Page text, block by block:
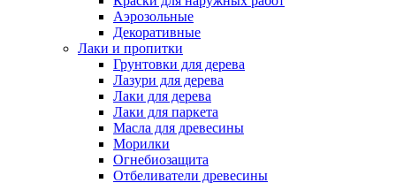
Аэрозольные
Декоративные
Лаки и пропитки
Грунтовки для дерева
Лазури для дерева
Лаки для дерева
Лаки для паркета
Масла для древесины
Морилки
Огнебиозащита
Отбеливатели древесины